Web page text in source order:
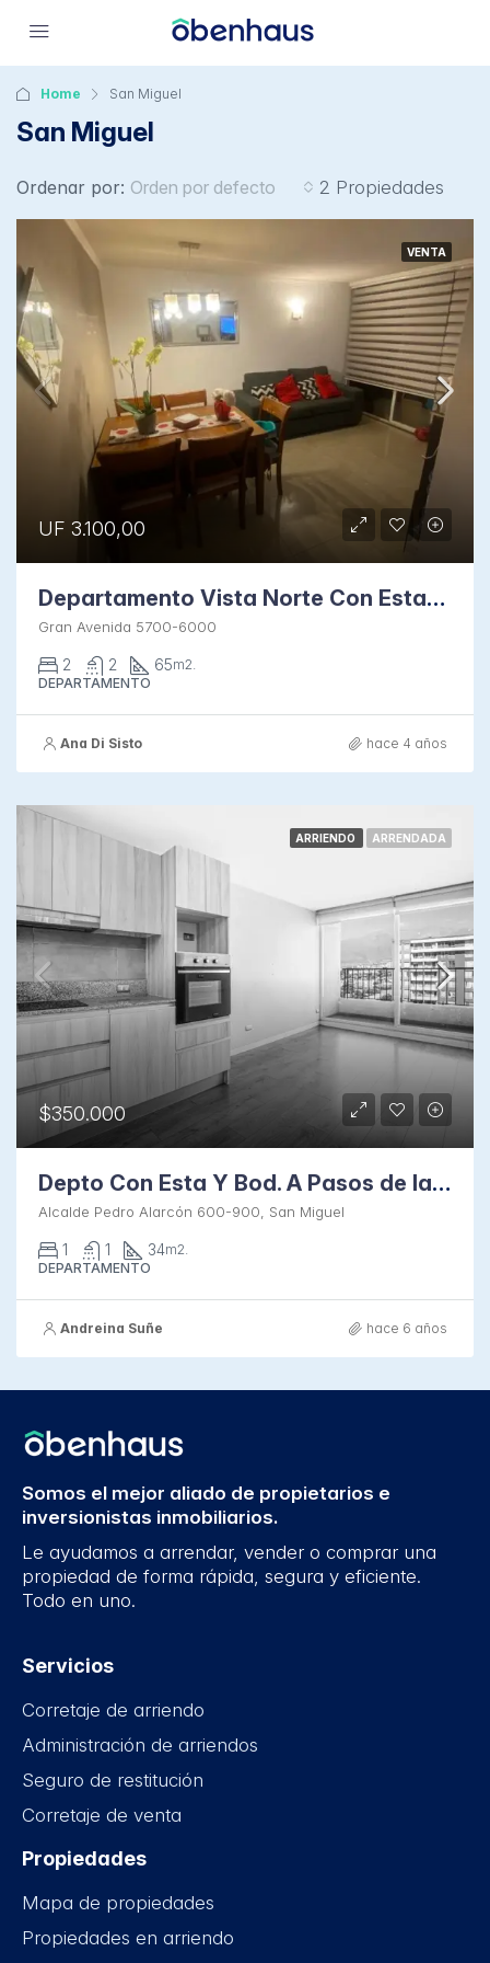
Home San Miguel
San Miguel
2 Propiedades
Ordenar por: Orden por defecto
VENTA
UF 3.100,00
Departamento Vista Norte Con Estacionamiento En San Miguel
Gran Avenida 5700-6000
2 2 65m2.
DEPARTAMENTO
Ana Di Sisto hace 4 años
ARRIENDO ARRENDADA
$350.000
Depto Con Esta Y Bod. A Pasos de la Gran Avenida
Alcalde Pedro Alarcón 600-900, San Miguel
1 1 34m2.
DEPARTAMENTO
Andreina Suñe hace 6 años
Somos el mejor aliado de propietarios e
inversionistas inmobiliarios.
Le ayudamos a arrendar, vender o comprar una
propiedad de forma rápida, segura y eficiente.
Todo en uno.
Servicios
Corretaje de arriendo
Administración de arriendos
Seguro de restitución
Corretaje de venta
Propiedades
Mapa de propiedades
Propiedades en arriendo